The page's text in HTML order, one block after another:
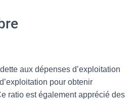
aux dépenses d’exploitation
pour obtenir
ratio est également apprécié des